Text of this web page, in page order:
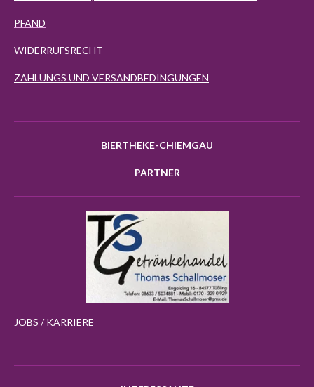
PFAND
WIDERRUFSRECHT
ZAHLUNGS UND VERSANDBEDINGUNGEN
BIERTHEKE-CHIEMGAU
PARTNER
JOBS / KARRIERE